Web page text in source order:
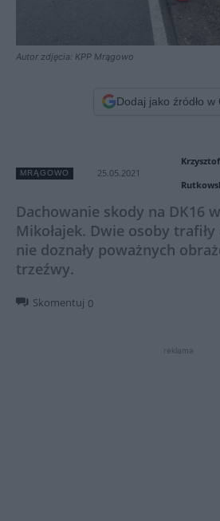
Autor zdjęcia: KPP Mrągowo
Dodaj jako źródło w
MRĄGOWO 25.05.2021
Krzysztof
Dachowanie skody na DK16
Mikołajek. Dwie osoby
nie doznały poważnych
trzeźwy.
Skomentuj 0
reklama